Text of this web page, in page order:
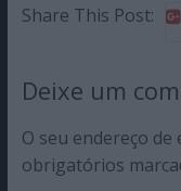
Share This Post:
Deixe um
O seu endereço
obrigatórios